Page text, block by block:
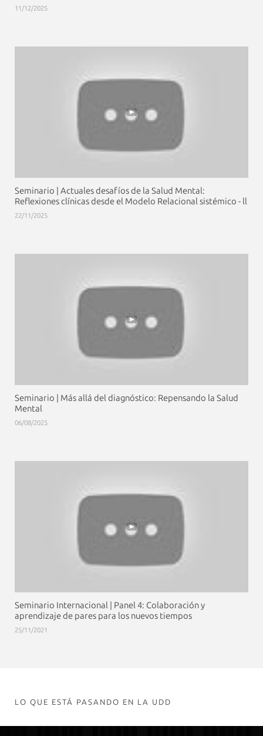
11/12/2025
Seminario | Actuales desafíos de la Salud Mental:
Reflexiones clínicas desde el Modelo Relacional sistémico - ll
22/11/2025
Seminario | Más allá del diagnóstico: Repensando la Salud
Mental
06/08/2025
Seminario Internacional | Panel 4: Colaboración y
aprendizaje de pares para los nuevos tiempos
25/11/2021
LO QUE ESTÁ PASANDO EN LA UDD